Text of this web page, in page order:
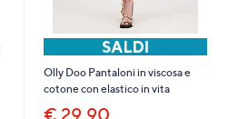
Olly Doo Pantaloni in viscosa e
cotone con elastico in vita
€ 29,90